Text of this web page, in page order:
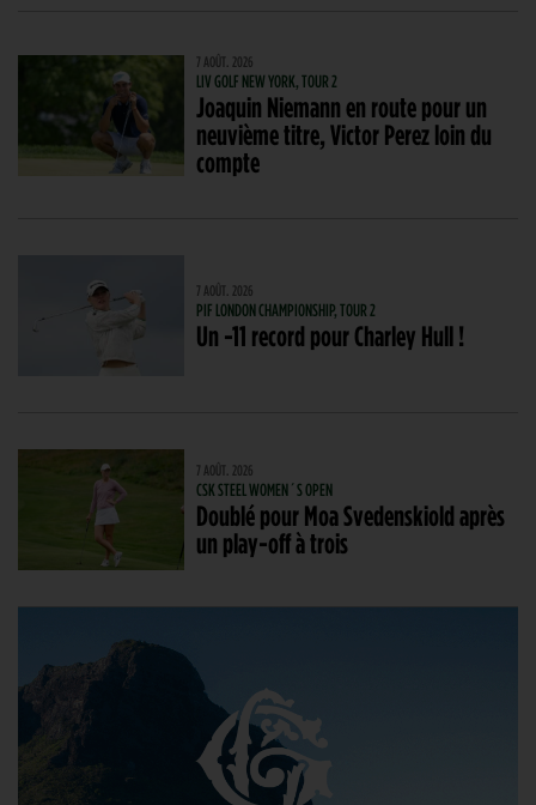
7 AOÛT. 2026
LIV GOLF NEW YORK, TOUR 2
Joaquin Niemann en route pour un
neuvième titre, Victor Perez loin du
compte
7 AOÛT. 2026
PIF LONDON CHAMPIONSHIP, TOUR 2
Un -11 record pour Charley Hull !
7 AOÛT. 2026
CSK STEEL WOMEN´S OPEN
Doublé pour Moa Svedenskiold après
un play-off à trois